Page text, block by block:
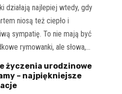
działają najlepiej wtedy, gdy
niosą też ciepło i
sympatię. To nie mają być
rymowanki, ale słowa,…
życzenia urodzinowe
– najpiękniejsze